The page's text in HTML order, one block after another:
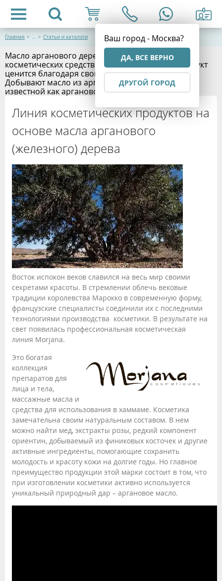
Ваш город - Москва?
ДА, ВСЕ ВЕРНО
ДРУГОЙ ГОРОД
Главная > ... > Статьи и каталоги
Масло арганового дерева входит в состав многих
косметических средств линии Moriana. Этот продукт
ценится благодаря своим уникальным свойствам.
Добывают масло из аргании колючей, более
известной как аргановое или железное дерево.">
Линия косметических продуктов на
основе масла арганового
(железного) дерева
Восток испокон веков славился на весь мир своими
секретами красоты. В стремлении облечь вековые
традиции королевства Марокко в современную форму,
французские специалисты соединили их с последними
технологиями производства косметики. В результате на
свет появилась профессиональная косметическая
линия Morjana.
Это богатая
коллекция
препаратов для
лица и тела,
массажные масла и
средства для использования в хаммаме. Косметика
замечательна своим натуральным составом. В нем
можно найти мед, экстракты розы, редкий компонент
ориентин, добываемый из финиковых косточек и другие
активные ингредиенты, помогающие сохранить
молодость и красоту кожи на долгие годы. Но главное
преимущество продукции этой марки состоит в том, что
при изготовлении косметики активно используется
уникальный природный дар – аргановое масло.